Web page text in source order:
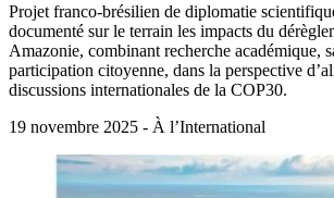
Projet franco-brésilien de diplomatie
documenté sur le terrain les impacts du
Amazonie, combinant recherche académique,
participation citoyenne, dans la perspective
discussions internationales de la COP30.
19 novembre 2025 - À l’International